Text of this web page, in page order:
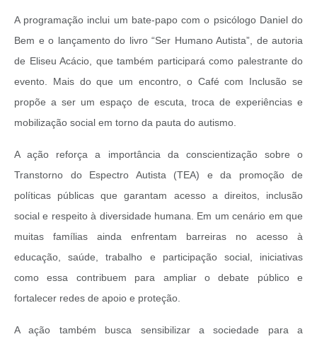
A programação inclui um bate-papo com o psicólogo Daniel do
Bem e o lançamento do livro “Ser Humano Autista”, de autoria
de Eliseu Acácio, que também participará como palestrante do
evento. Mais do que um encontro, o Café com Inclusão se
propõe a ser um espaço de escuta, troca de experiências e
mobilização social em torno da pauta do autismo.
A ação reforça a importância da conscientização sobre o
Transtorno do Espectro Autista (TEA) e da promoção de
políticas públicas que garantam acesso a direitos, inclusão
social e respeito à diversidade humana. Em um cenário em que
muitas famílias ainda enfrentam barreiras no acesso à
educação, saúde, trabalho e participação social, iniciativas
como essa contribuem para ampliar o debate público e
fortalecer redes de apoio e proteção.
A ação também busca sensibilizar a sociedade para a